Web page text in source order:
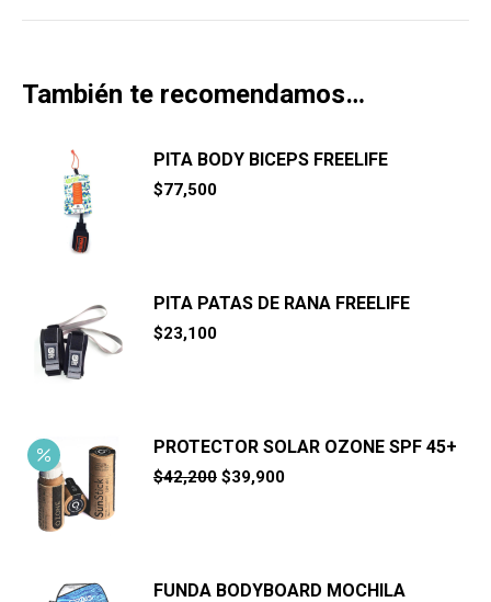
También te recomendamos…
PITA BODY BICEPS FREELIFE
$77,500
PITA PATAS DE RANA FREELIFE
$23,100
PROTECTOR SOLAR OZONE SPF 45+
$42,200 El
$39,900El
FUNDA BODYBOARD MOCHILA